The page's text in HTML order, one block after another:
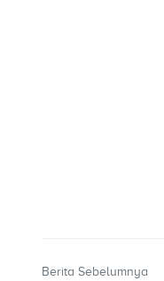
Berita Sebelumnya